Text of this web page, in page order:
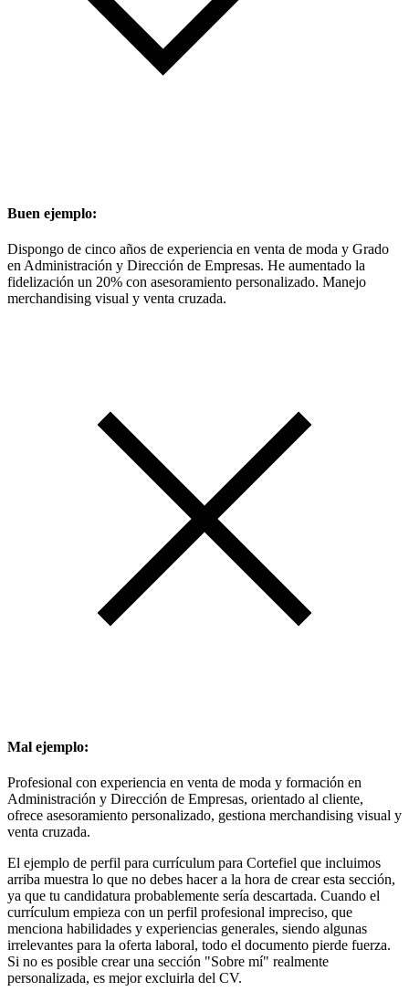
Buen ejemplo:
Dispongo de cinco años de experiencia en venta de moda y Grado
en Administración y Dirección de Empresas. He aumentado la
fidelización un 20% con asesoramiento personalizado. Manejo
merchandising visual y venta cruzada.
Mal ejemplo:
Profesional con experiencia en venta de moda y formación en
Administración y Dirección de Empresas, orientado al cliente,
ofrece asesoramiento personalizado, gestiona merchandising visual y
venta cruzada.
El ejemplo de perfil para currículum para Cortefiel que incluimos
arriba muestra lo que no debes hacer a la hora de crear esta sección,
ya que tu candidatura probablemente sería descartada. Cuando el
currículum empieza con un perfil profesional impreciso, que
menciona habilidades y experiencias generales, siendo algunas
irrelevantes para la oferta laboral, todo el documento pierde fuerza.
Si no es posible crear una sección "Sobre mí" realmente
personalizada, es mejor excluirla del CV.